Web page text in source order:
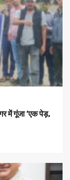
में गूंजा ‘एक पेड़,